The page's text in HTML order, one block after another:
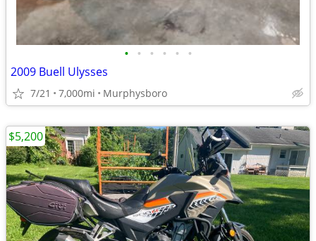
• • • • • •
2009 Buell Ulysses
7/21 7,000mi Murphysboro
$5,200